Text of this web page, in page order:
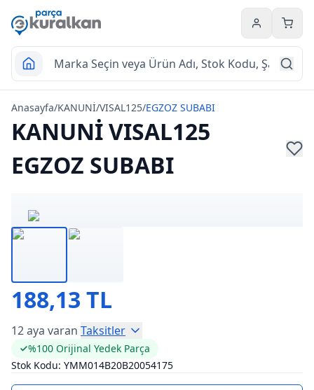
Hesabım
Anasayfa/KANUNİ/VISAL125/EGZOZ SUBABI
KANUNİ VISAL125
EGZOZ SUBABI
188,13 TL
12 aya varan Taksitler
%100 Orijinal Yedek Parça
Stok Kodu: YMM014B20B20054175